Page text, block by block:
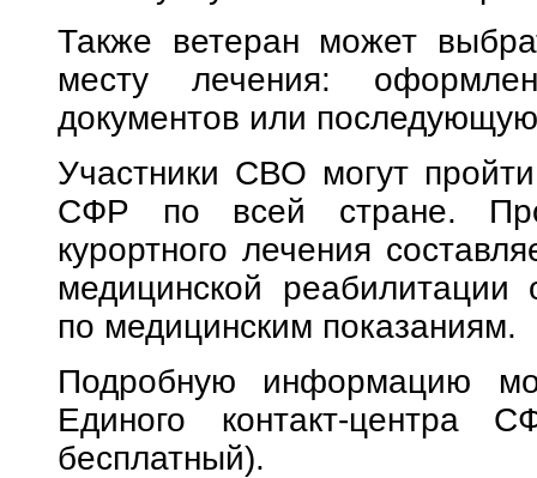
Также ветеран может
месту лечения:
документов или
Участники СВО могут
СФР по всей стране.
курортного лечения
медицинской реабилитации
по медицинским показаниям.
Подробную информацию
Единого контакт-центра
бесплатный).